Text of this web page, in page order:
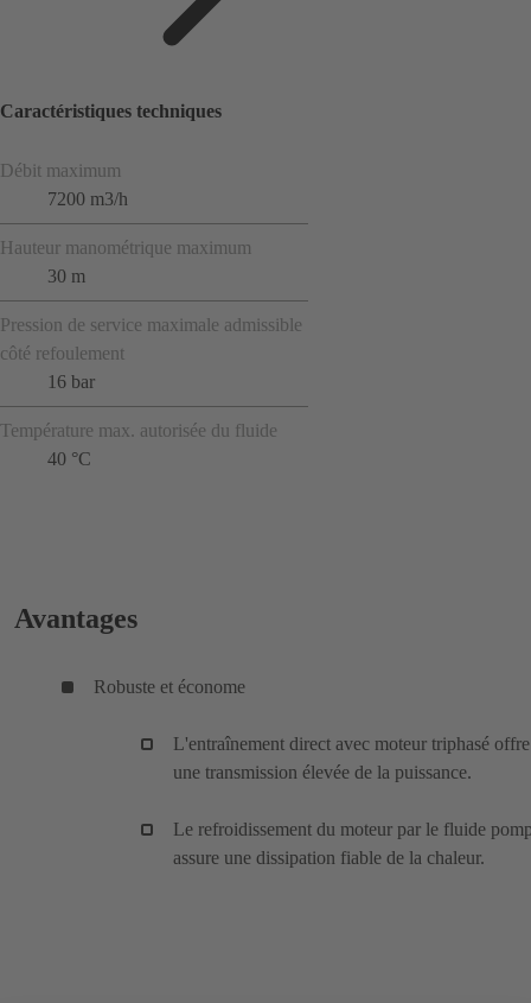
Caractéristiques techniques
Débit maximum
7200 m3/h
Hauteur manométrique maximum
30 m
Pression de service maximale admissible
côté refoulement
16 bar
Température max. autorisée du fluide
40 °C
Avantages
Robuste et économe
L'entraînement direct avec moteur triphasé offre
une transmission élevée de la puissance.
Le refroidissement du moteur par le fluide
assure une dissipation fiable de la chaleur.